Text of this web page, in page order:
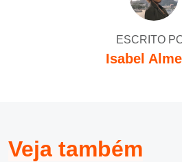
ESCRITO
Isabel
Veja também